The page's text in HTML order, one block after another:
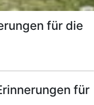
für die
für